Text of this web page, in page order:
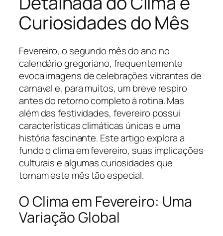
Curiosidades do Mês
Fevereiro, o segundo mês do ano no
calendário gregoriano, frequentemente
evoca imagens de celebrações vibrantes de
carnaval e, para muitos, um breve respiro
antes do retorno completo à rotina. Mas
além das festividades, fevereiro possui
características climáticas únicas e uma
história fascinante. Este artigo explora a
fundo o clima em fevereiro, suas implicações
culturais e algumas curiosidades que
tornam este mês tão especial.
O Clima em Fevereiro: Uma
Variação Global